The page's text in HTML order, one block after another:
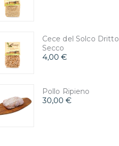
Cece del Solco Dritto
Secco
4,00 €
Pollo Ripieno
30,00 €